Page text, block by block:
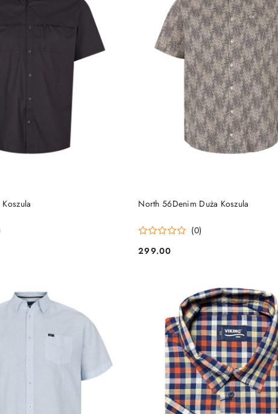
DO KOSZYKA North 56Denim Duża Koszula
(0)
Cena:
299.00
DO KOSZYKA